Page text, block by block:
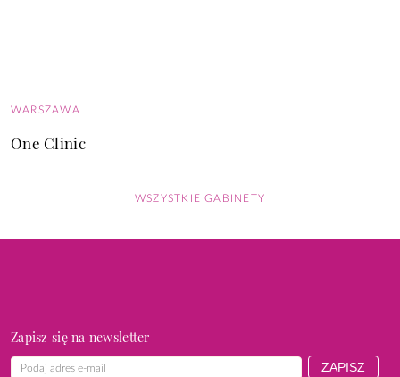
WARSZAWA
One Clinic
WSZYSTKIE GABINETY
Zapisz się na newsletter